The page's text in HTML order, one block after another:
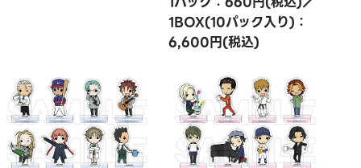
1BOX(10パック入り)：
6,600円(税込)